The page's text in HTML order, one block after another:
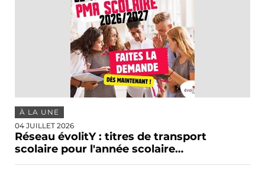
Réseau évolitY : titres de transport
scolaire pour l'année scolaire…
04 JUILLET 2026
À LA UNE